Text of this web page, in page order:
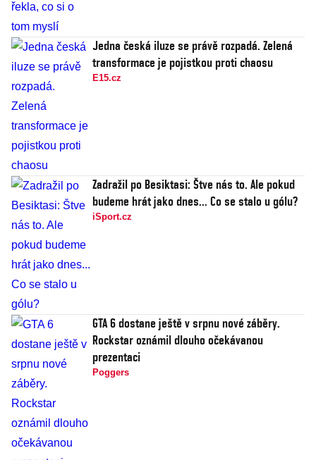
Jedna česká iluze se právě rozpadá. Zelená
transformace je pojistkou proti chaosu
E15.cz
Zadražil po Besiktasi: Štve nás to. Ale pokud
budeme hrát jako dnes... Co se stalo u gólu?
iSport.cz
GTA 6 dostane ještě v srpnu nové záběry.
Rockstar oznámil dlouho očekávanou
prezentaci
Poggers